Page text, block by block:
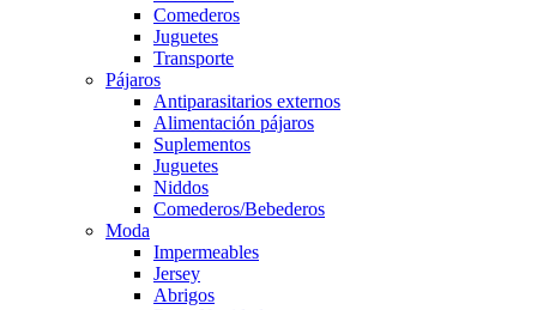
Comederos
Juguetes
Transporte
Pájaros
Antiparasitarios externos
Alimentación pájaros
Suplementos
Juguetes
Niddos
Comederos/Bebederos
Moda
Impermeables
Jersey
Abrigos